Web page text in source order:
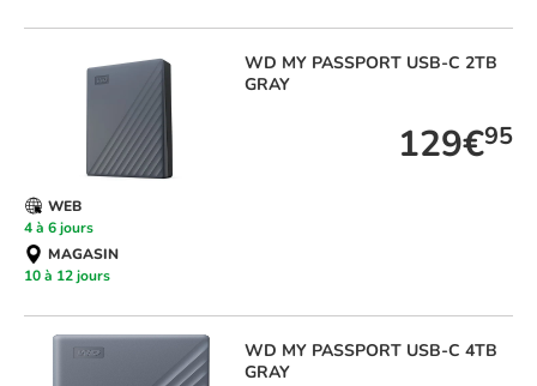
WD MY PASSPORT USB-C 2TB
GRAY
129€95
WEB
4 à 6 jours
MAGASIN
10 à 12 jours
WD MY PASSPORT USB-C 4TB
GRAY